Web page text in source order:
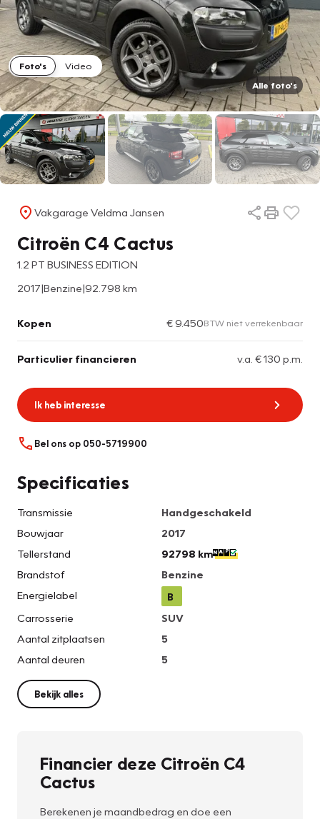
Foto's
Video
Alle foto's
Vakgarage Veldma Jansen
Citroën C4 Cactus
1.2 PT BUSINESS EDITION
2017|Benzine|92.798 km
Kopen € 9.450BTW niet verrekenbaar
Particulier financieren v.a. € 130 p.m.
Ik heb interesse
Bel ons op 050-5719900
Specificaties
Transmissie
Handgeschakeld
Bouwjaar
2017
Tellerstand
92798 km
Brandstof
Benzine
Energielabel
B
Carrosserie
SUV
Aantal zitplaatsen
5
Aantal deuren
5
Bekijk alles
Financier deze Citroën C4
Cactus
Berekenen je maandbedrag en doe een